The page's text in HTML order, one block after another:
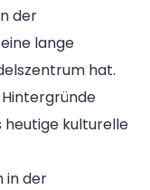
der
lange
hat.
heutige kulturelle
in der